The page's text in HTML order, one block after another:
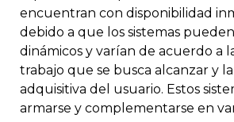
encuentran con disponibilidad
debido a que los sistemas
dinámicos y varían de acuerdo a
trabajo que se busca alcanzar y
adquisitiva del usuario. Estos
armarse y complementarse en